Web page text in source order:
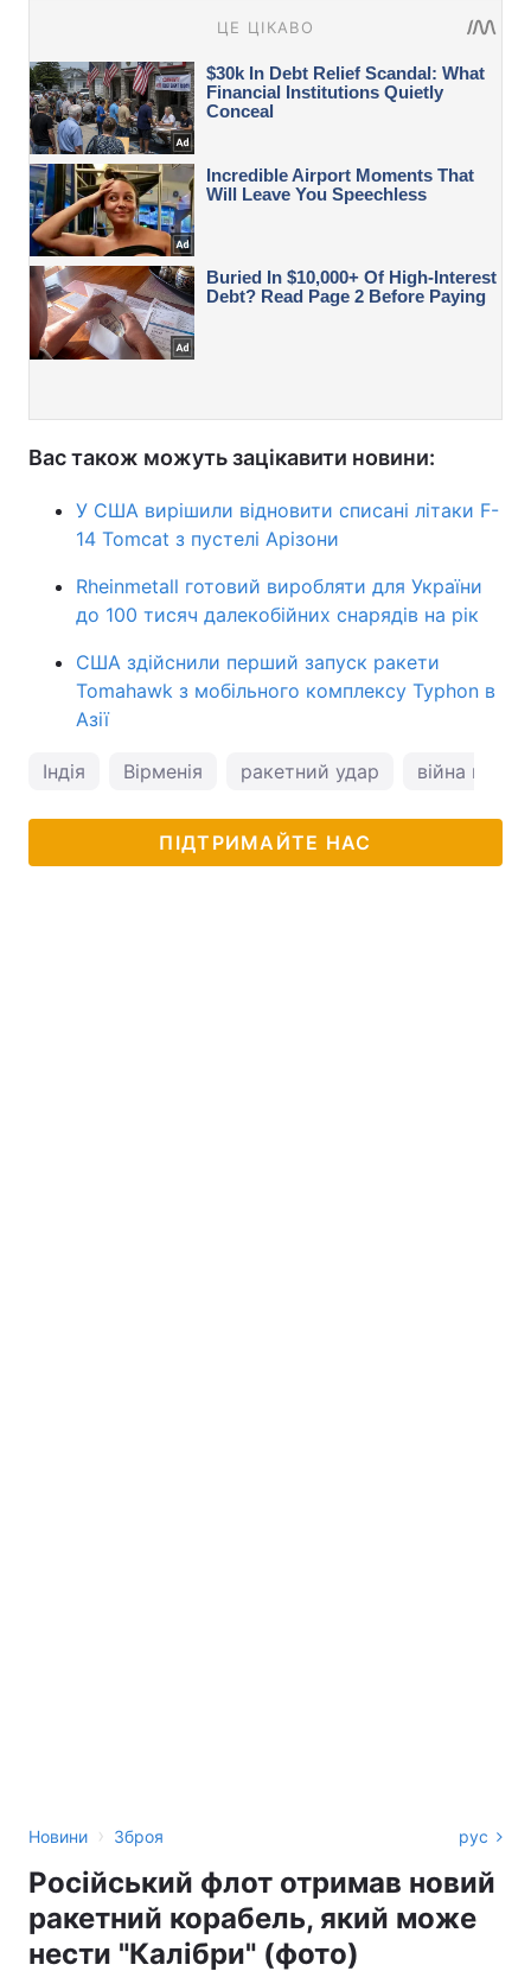
Вас також можуть зацікавити новини:
У США вирішили відновити списані літаки F-
14 Tomcat з пустелі Арізони
Rheinmetall готовий виробляти для України
до 100 тисяч далекобійних снарядів на рік
США здійснили перший запуск ракети
Tomahawk з мобільного комплексу Typhon в
Азії
Індія Вірменія ракетний удар війна в
ПІДТРИМАЙТЕ НАС
Новини › Зброя рус
Російський флот отримав новий
ракетний корабель, який може
нести "Калібри" (фото)